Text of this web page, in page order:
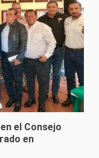
el Consejo
en